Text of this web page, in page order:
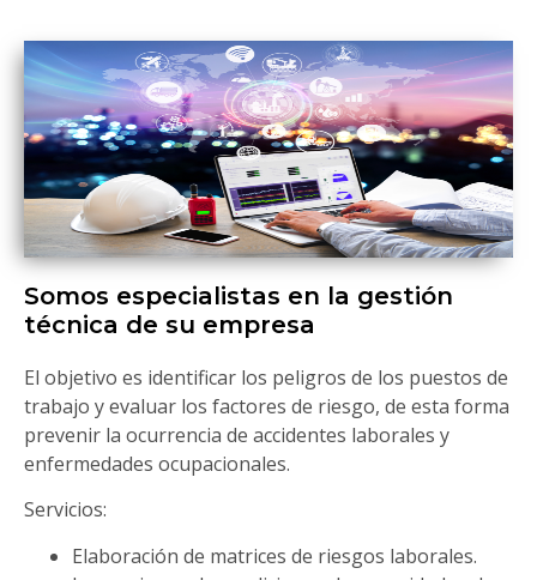
Somos especialistas en la gestión
técnica de su empresa
El objetivo es identificar los peligros de los puestos de
trabajo y evaluar los factores de riesgo, de esta forma
prevenir la ocurrencia de accidentes laborales y
enfermedades ocupacionales.
Servicios:
Elaboración de matrices de riesgos laborales.